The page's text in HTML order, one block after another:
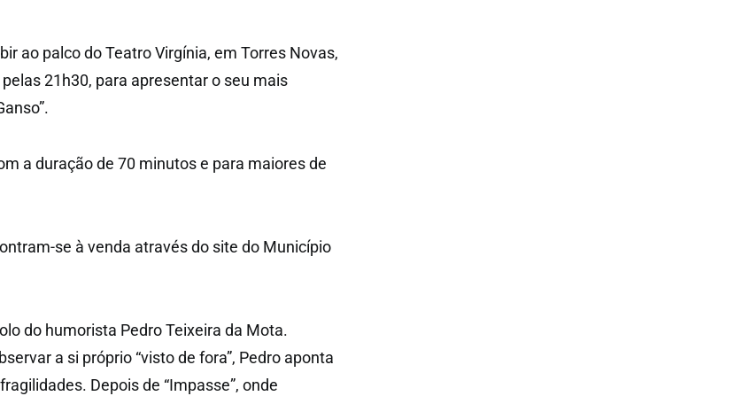
ao palco do Teatro Virgínia, em Torres Novas,
21h30, para apresentar o seu mais
a duração de 70 minutos e para maiores de
se à venda através do site do Município
do humorista Pedro Teixeira da Mota.
a si próprio “visto de fora”, Pedro aponta
Depois de “Impasse”, onde